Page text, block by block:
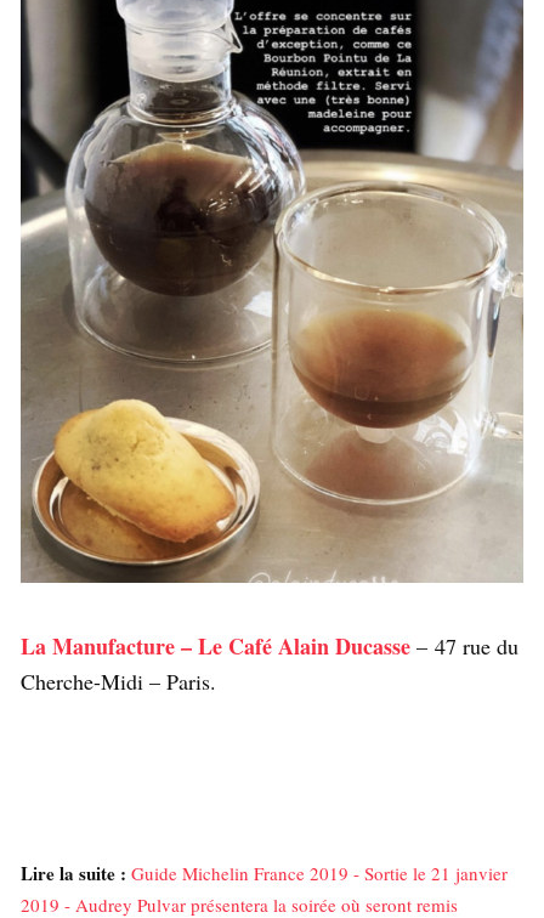
La Manufacture – Le Café Alain Ducasse – 47 rue du
Cherche-Midi – Paris.
Lire la suite : Guide Michelin France 2019 - Sortie le 21 janvier
2019 - Audrey Pulvar présentera la soirée où seront remis